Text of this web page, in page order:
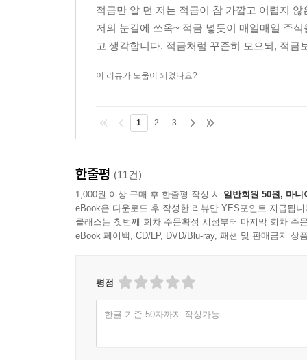
적금만 알 던 저는 적금이 참 가깝고 어렵지
저의 눈길에 쏘옥~ 적금 넣듯이 매일매일 주
고 생각합니다. 적금처럼 꾸준히 모으되, 적금
이 리뷰가 도움이 되었나요?
1 2 3
한줄평 (11건)
1,000원 이상 구매 후 한줄평 작성 시 일반회원 50원, 마니
eBook은 다운로드 후 작성한 리뷰만 YES포인트 지급됩니
클래스는 첫번째 회차 주문확정 시점부터 마지막 회차 주
eBook 페이백, CD/LP, DVD/Blu-ray, 패션 및 판매금지 상
평점
한글 기준 50자까지 작성가능